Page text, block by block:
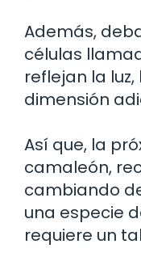
Además,
células
reflejan la
dimensión
Así que, la
camaleón,
cambiando
una especie
requiere un